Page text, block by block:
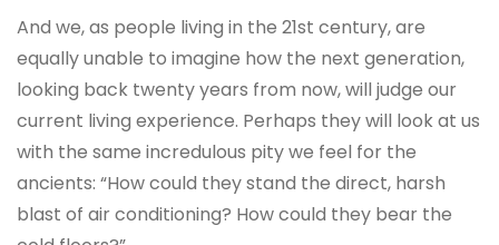
And we, as people living in the 21st century, are
equally unable to imagine how the next generation,
looking back twenty years from now, will judge our
current living experience. Perhaps they will look at us
with the same incredulous pity we feel for the
ancients: “How could they stand the direct, harsh
blast of air conditioning? How could they bear the